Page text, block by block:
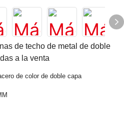
de techo de metal de doble
a la venta
de color de doble capa